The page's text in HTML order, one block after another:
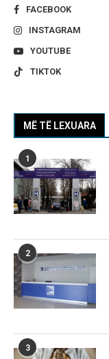
FACEBOOK
INSTAGRAM
YOUTUBE
TIKTOK
MË TË LEXUARA
1
2
3